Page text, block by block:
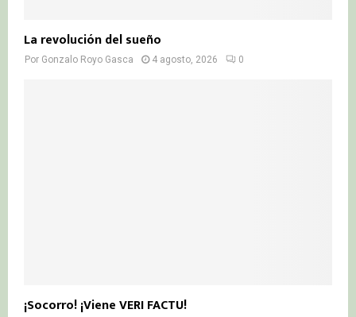
La revolución del sueño
Por Gonzalo Royo Gasca 4 agosto, 2026 0
¡Socorro! ¡Viene VERI FACTU!